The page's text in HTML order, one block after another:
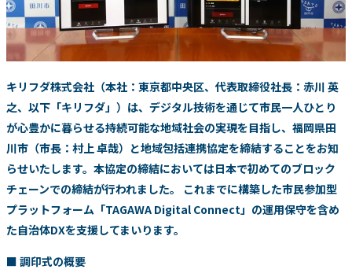
キリフダ株式会社（本社：東京都中央区、代表取締役社長：赤川 英
之、以下「キリフダ」）は、デジタル技術を通じて市民一人ひとり
が心豊かに暮らせる持続可能な地域社会の実現を目指し、福岡県田
川市（市長：村上 卓哉）と地域包括連携協定を締結することをお知
らせいたします。本協定の締結においては日本で初めてのブロック
チェーンでの締結が行われました。 これまでに構築した市民参加型
プラットフォーム「TAGAWA Digital Connect」の運用保守を含め
た自治体DXを支援してまいります。
■ 調印式の概要